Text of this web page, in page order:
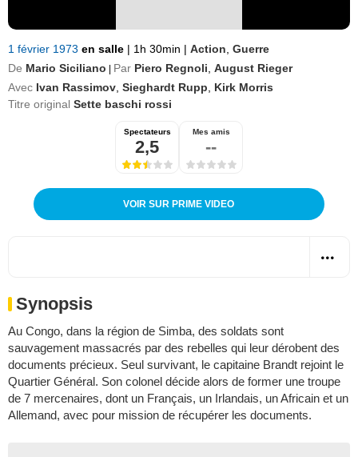
1 février 1973 en salle | 1h 30min | Action Guerre
De Mario Siciliano Par Piero Regnoli August Rieger
Avec Ivan Rassimov Sieghardt Rupp
Kirk Morris
Titre original Sette baschi rossi
Spectateurs
2,5
Mes amis
--
VOIR SUR PRIME VIDEO
Synopsis
Au Congo, dans la région de Simba, des soldats sont
sauvagement massacrés par des rebelles qui leur dérobent des
documents précieux. Seul survivant, le capitaine Brandt rejoint le
Quartier Général. Son colonel décide alors de former une troupe
de 7 mercenaires, dont un Français, un Irlandais, un Africain et un
Allemand, avec pour mission de récupérer les documents.